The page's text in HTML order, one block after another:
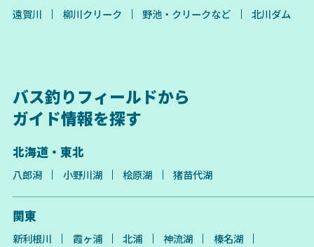
遠賀川 柳川クリーク 野池・クリークなど 北川ダム
バス釣りフィールドから
ガイド情報を探す
北海道・東北
八郎潟 小野川湖 桧原湖 猪苗代湖
関東
新利根川 霞ヶ浦 北浦 神流湖
榛名湖